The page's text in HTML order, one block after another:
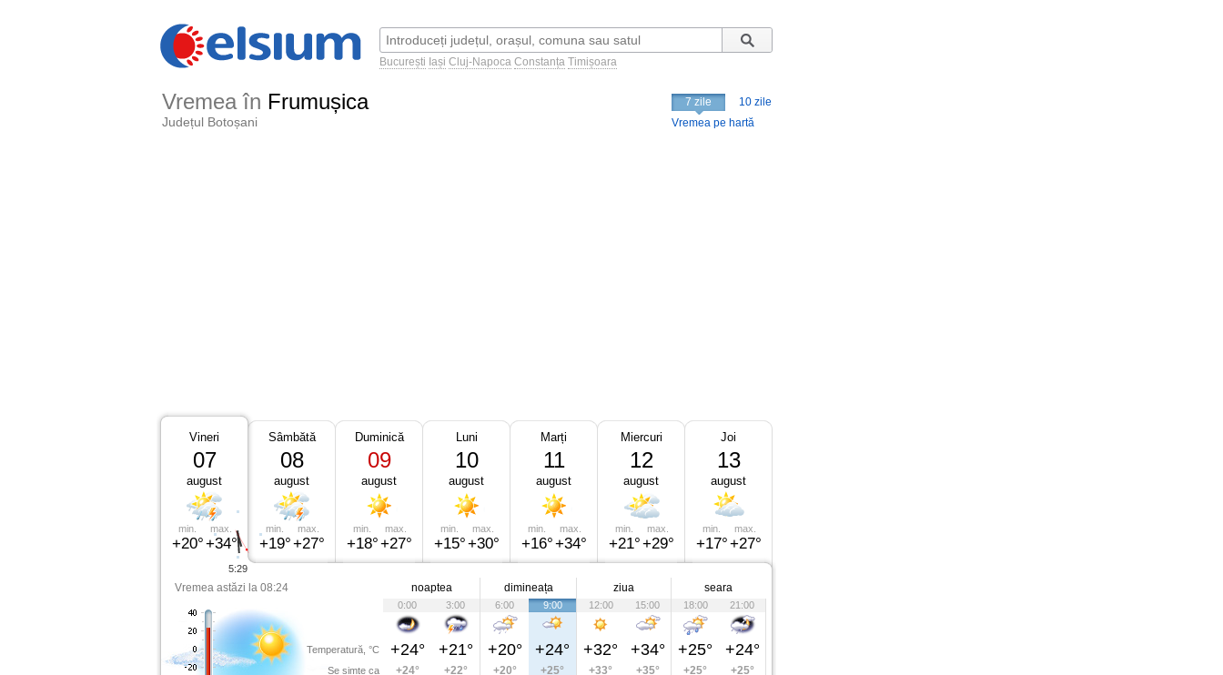
București Iași Cluj-Napoca Constanța Timișoara
Vremea în Frumușica
Județul Botoșani
7 zile
10 zile
Vremea pe hartă
Vineri
07
august
min.
+20°
max.
+34°
Sâmbătă
08
august
min.
+19°
max.
+27°
Duminică
09
august
min.
+18°
max.
+27°
Luni
10
august
min.
+15°
max.
+30°
Marți
11
august
min.
+16°
max.
+34°
Miercuri
12
august
min.
+21°
max.
+29°
Joi
13
august
min.
+17°
max.
+27°
Vremea astăzi la 08:24
Temperatură, °C
Se simte ca
noaptea dimineața ziua seara
0:00 3:00 6:00 9:00 12:00 15:00 18:00 21:00
+24° +21° +20° +24° +32° +34° +25° +24°
+24° +22° +20° +25° +33° +35° +25°
+25°
5:29